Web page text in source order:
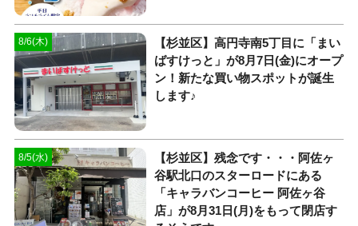
8/6(木)
【杉並区】高円寺南5丁目に「まい
ばすけっと」が8月7日(金)にオープ
ン！新たな買い物スポットが誕生
します♪
8/5(水)
【杉並区】残念です・・・阿佐ヶ
谷駅北口のスターロードにある
「キャラバンコーヒー 阿佐ヶ谷
店」が8月31日(月)をもって閉店す